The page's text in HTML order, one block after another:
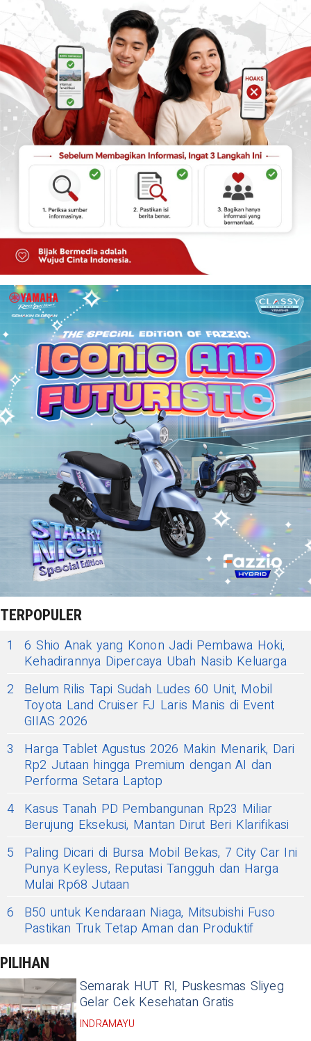
TERPOPULER
1
6 Shio Anak yang Konon Jadi Pembawa Hoki,
Kehadirannya Dipercaya Ubah Nasib Keluarga
2
Belum Rilis Tapi Sudah Ludes 60 Unit, Mobil
Toyota Land Cruiser FJ Laris Manis di Event
GIIAS 2026
3
Harga Tablet Agustus 2026 Makin Menarik, Dari
Rp2 Jutaan hingga Premium dengan AI dan
Performa Setara Laptop
4 Kasus Tanah PD Pembangunan Rp23 Miliar
Berujung Eksekusi, Mantan Dirut Beri Klarifikasi
5
Paling Dicari di Bursa Mobil Bekas, 7 City Car Ini
Punya Keyless, Reputasi Tangguh dan Harga
Mulai Rp68 Jutaan
6
B50 untuk Kendaraan Niaga, Mitsubishi Fuso
Pastikan Truk Tetap Aman dan Produktif
PILIHAN
Semarak HUT RI, Puskesmas Sliyeg
Gelar Cek Kesehatan Gratis
INDRAMAYU